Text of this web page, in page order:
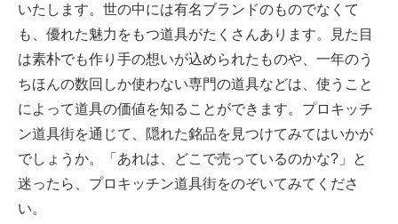
いたします。世の中には有名ブランドのものでなくて
も、優れた魅力をもつ道具がたくさんあります。見た目
は素朴でも作り手の想いが込められたものや、一年のう
ちほんの数回しか使わない専門の道具などは、使うこと
によって道具の価値を知ることができます。プロキッチ
ン道具街を通じて、隠れた銘品を見つけてみてはいかが
でしょうか。「あれは、どこで売っているのかな?」と
迷ったら、プロキッチン道具街をのぞいてみてくださ
い。